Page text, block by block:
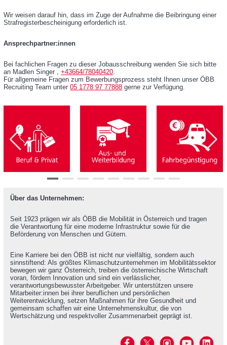
Wir weisen darauf hin, dass im Zuge der Aufnahme die Beibringung einer
Strafregisterbescheinigung erforderlich ist.
Ansprechpartner:innen
Bei fachlichen Fragen zu dieser Jobausschreibung wenden Sie sich bitte
an Madlen Singer ,+43664/78040420.
Für allgemeine Fragen zum Bewerbungsprozess steht Ihnen unser ÖBB
Recruiting Team unter05 1778 97 77888 gerne zur Verfügung.
Über das Unternehmen:
Seit 1923 prägen wir als ÖBB die Mobilität in Österreich und tragen
die Verantwortung für eine moderne Infrastruktur sowie für die
Beförderung von Menschen und Gütern.
Eine Karriere bei den ÖBB ist nicht nur vielfältig, sondern auch
sinnstiftend: Als größtes Klimaschutzunternehmen im Mobilitätssektor
bewegen wir ganz Österreich, treiben die österreichische Wirtschaft
voran, fördern Innovation und sind ein verlässlicher,
verantwortungsbewusster Arbeitgeber. Wir unterstützen unsere
Mitarbeiter:innen bei ihrer beruflichen und persönlichen
Weiterentwicklung, setzen Maßnahmen für ihre Gesundheit und
gemeinsam schaffen wir eine Unternehmenskultur, die von
Wertschätzung und respektvoller Zusammenarbeit geprägt ist.